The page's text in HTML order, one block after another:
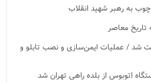
چوب به رهبر شهید انقلاب
تاریخ معاصر
شد / عملیات ایمن‌سازی و نصب تابلو و